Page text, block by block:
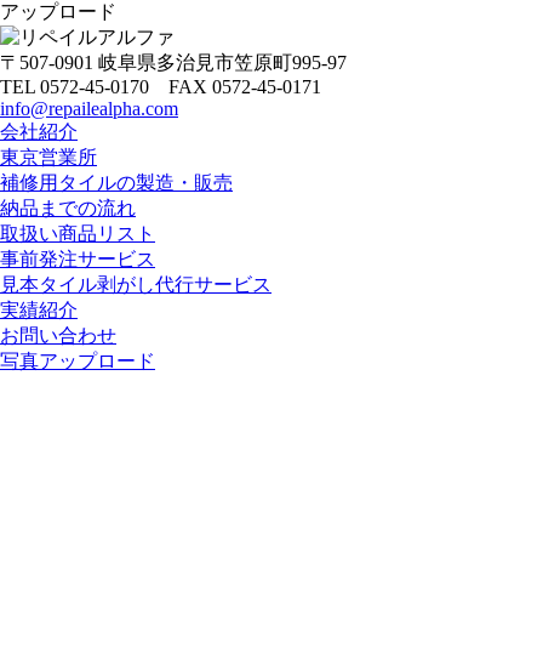
アップロード
〒507-0901 岐阜県多治見市笠原町995-97
TEL 0572-45-0170 FAX 0572-45-0171
info@repailealpha.com
会社紹介
東京営業所
補修用タイルの製造・販売
納品までの流れ
取扱い商品リスト
事前発注サービス
見本タイル剥がし代行サービス
実績紹介
お問い合わせ
写真アップロード